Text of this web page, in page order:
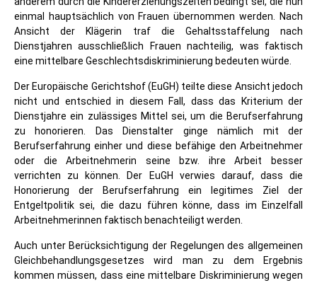
einmal hauptsächlich von Frauen übernommen werden. Nach
Ansicht der Klägerin traf die Gehaltsstaffelung nach
Dienstjahren ausschließlich Frauen nachteilig, was faktisch
eine mittelbare Geschlechtsdiskriminierung bedeuten würde.
Der Europäische Gerichtshof (EuGH) teilte diese Ansicht jedoch
nicht und entschied in diesem Fall, dass das Kriterium der
Dienstjahre ein zulässiges Mittel sei, um die Berufserfahrung
zu honorieren. Das Dienstalter ginge nämlich mit der
Berufserfahrung einher und diese befähige den Arbeitnehmer
oder die Arbeitnehmerin seine bzw. ihre Arbeit besser
verrichten zu können. Der EuGH verwies darauf, dass die
Honorierung der Berufserfahrung ein legitimes Ziel der
Entgeltpolitik sei, die dazu führen könne, dass im Einzelfall
Arbeitnehmerinnen faktisch benachteiligt werden.
Auch unter Berücksichtigung der Regelungen des allgemeinen
Gleichbehandlungsgesetzes wird man zu dem Ergebnis
kommen müssen, dass eine mittelbare Diskriminierung wegen